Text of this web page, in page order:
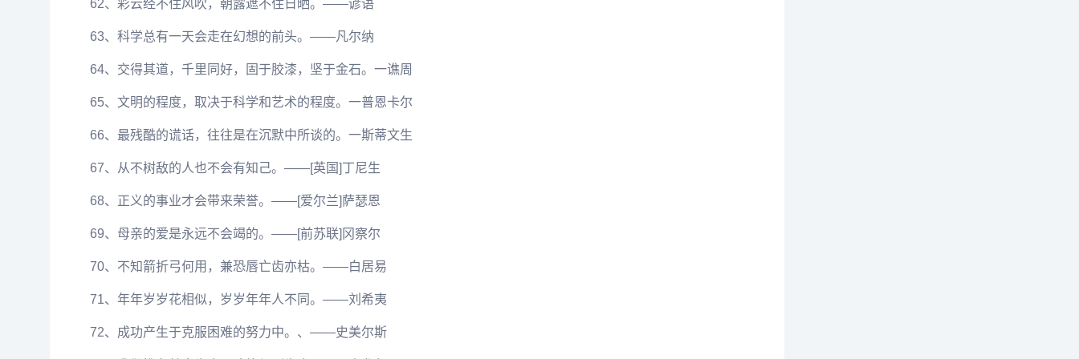
62、彩云经不住风吹，朝露遮不住日晒。——谚语
63、科学总有一天会走在幻想的前头。——凡尔纳
64、交得其道，千里同好，固于胶漆，坚于金石。一谯周
65、文明的程度，取决于科学和艺术的程度。一普恩卡尔
66、最残酷的谎话，往往是在沉默中所谈的。一斯蒂文生
67、从不树敌的人也不会有知己。——[英国]丁尼生
68、正义的事业才会带来荣誉。——[爱尔兰]萨瑟恩
69、母亲的爱是永远不会竭的。——[前苏联]冈察尔
70、不知箭折弓何用，兼恐唇亡齿亦枯。——白居易
71、年年岁岁花相似，岁岁年年人不同。——刘希夷
72、成功产生于克服困难的努力中。、——史美尔斯